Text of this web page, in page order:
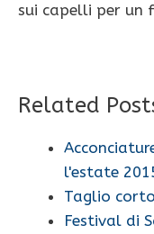
sui capelli per un
Related
l'estate
Taglio
Festival di